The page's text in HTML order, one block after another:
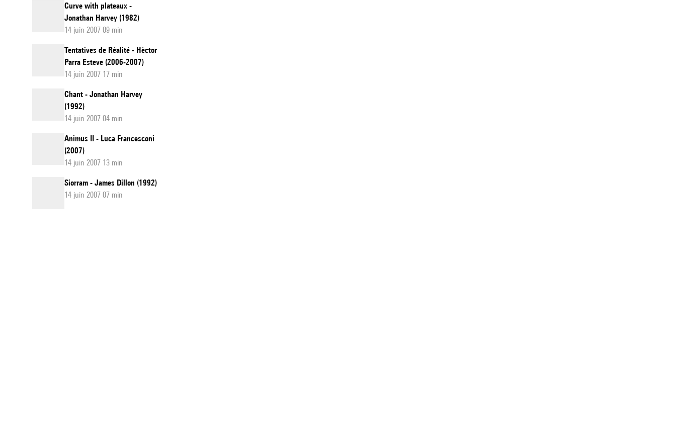
Curve with plateaux -
Jonathan Harvey (1982)
14 juin 2007 09 min
Tentatives de Réalité - Hèctor
Parra Esteve (2006-2007)
14 juin 2007 17 min
Chant - Jonathan Harvey
(1992)
14 juin 2007 04 min
Animus II - Luca Francesconi
(2007)
14 juin 2007 13 min
Siorram - James Dillon (1992)
14 juin 2007 07 min